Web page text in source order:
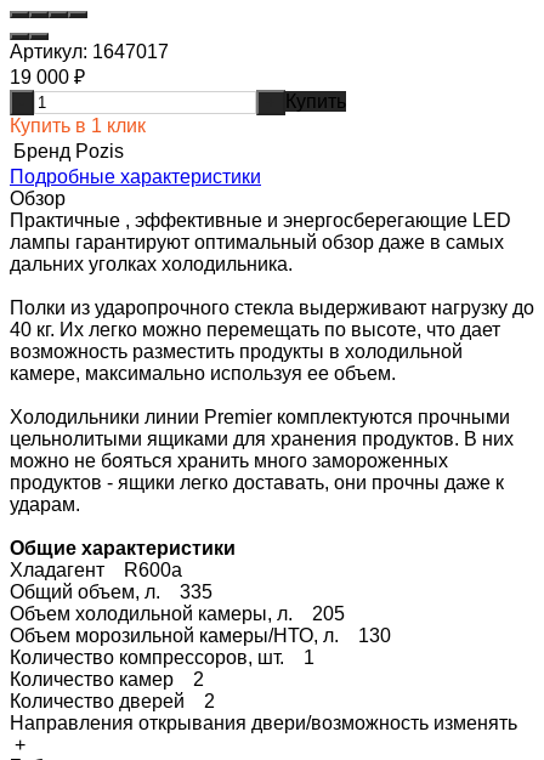
Артикул: 1647017
19 000 ₽
Купить
Купить в 1 клик
Бренд Pozis
Подробные характеристики
Обзор
Практичные , эффективные и энергосберегающие LED
лампы гарантируют оптимальный обзор даже в самых
дальних уголках холодильника.
Полки из ударопрочного стекла выдерживают нагрузку до
40 кг. Их легко можно перемещать по высоте, что дает
возможность разместить продукты в холодильной
камере, максимально используя ее объем.
Холодильники линии Premier комплектуются прочными
цельнолитыми ящиками для хранения продуктов. В них
можно не бояться хранить много замороженных
продуктов - ящики легко доставать, они прочны даже к
ударам.
Общие характеристики
Хладагент R600a
Общий объем, л. 335
Объем холодильной камеры, л. 205
Объем морозильной камеры/НТО, л. 130
Количество компрессоров, шт. 1
Количество камер 2
Количество дверей 2
Направления открывания двери/возможность изменять
+